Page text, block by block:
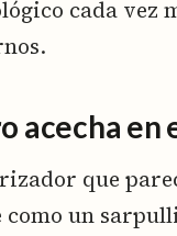
cada vez
acecha en
que
como un